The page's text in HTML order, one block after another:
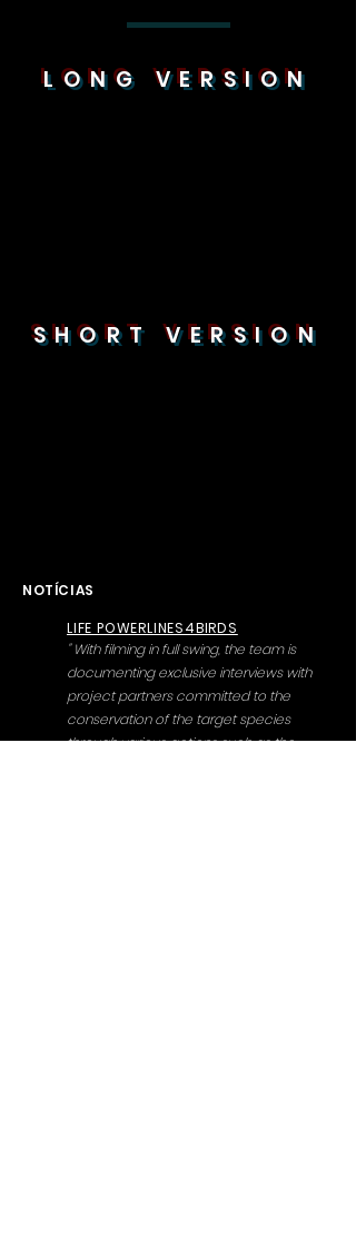
LONG VERSION
SHORT VERSION
NOTÍCIAS
LIFE POWERLINES4BIRDS
" With filming in full swing, the team is
documenting exclusive interviews with
project partners committed to the
conservation of the target species
through various actions such as the